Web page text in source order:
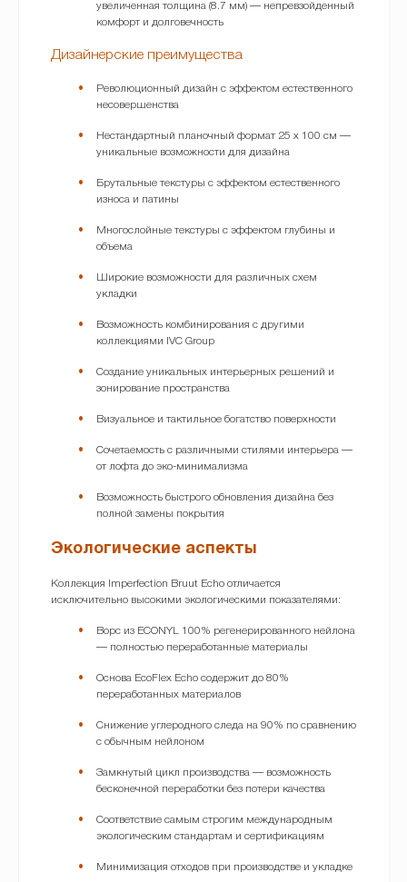
увеличенная толщина (8.7 мм) — непревзойденный
комфорт и долговечность
Дизайнерские преимущества
Революционный дизайн с эффектом естественного
несовершенства
Нестандартный планочный формат 25 x 100 см —
уникальные возможности для дизайна
Брутальные текстуры с эффектом естественного
износа и патины
Многослойные текстуры с эффектом глубины и
объема
Широкие возможности для различных схем
укладки
Возможность комбинирования с другими
коллекциями IVC Group
Создание уникальных интерьерных решений и
зонирование пространства
Визуальное и тактильное богатство поверхности
Сочетаемость с различными стилями интерьера —
от лофта до эко-минимализма
Возможность быстрого обновления дизайна без
полной замены покрытия
Экологические аспекты
Коллекция Imperfection Bruut Echo отличается
исключительно высокими экологическими показателями:
Ворс из ECONYL 100% регенерированного нейлона
— полностью переработанные материалы
Основа EcoFlex Echo содержит до 80%
переработанных материалов
Снижение углеродного следа на 90% по сравнению
с обычным нейлоном
Замкнутый цикл производства — возможность
бесконечной переработки без потери качества
Соответствие самым строгим международным
экологическим стандартам и сертификациям
Минимизация отходов при производстве и укладке